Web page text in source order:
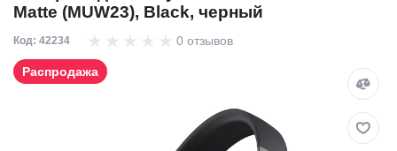
Matte (MUW23), Black, черный
Код: 42234 0 отзывов
Распродажа